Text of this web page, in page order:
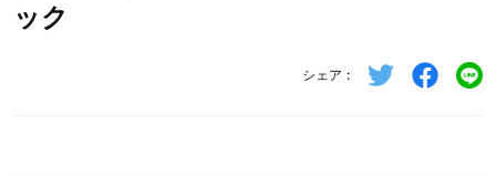
ック
シェア